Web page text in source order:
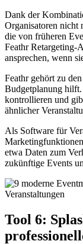
Dank der
Organisatoren nicht
die von früheren
Feathr Retargeting-
ansprechen, wenn
Feathr gehört zu
Budgetplanung
kontrollieren und
ähnlicher
Als Software für
etwa Daten zum
zukünftige Events
Tool 6: